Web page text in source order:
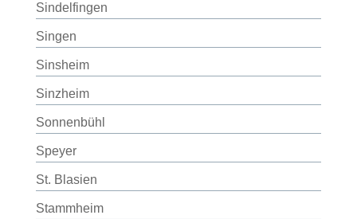
Sindelfingen
Singen
Sinsheim
Sinzheim
Sonnenbühl
Speyer
St. Blasien
Stammheim